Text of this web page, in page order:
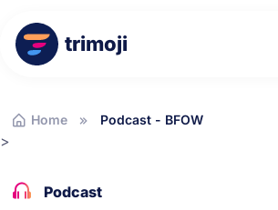
trimoji
Home Podcast - BFOW
>
Podcast